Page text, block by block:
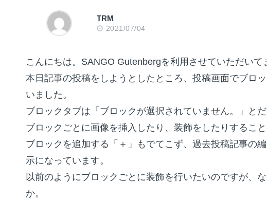
TRM
2021/07/04
こんにちは。SANGO Gutenbergを利用させていただいて
本日記事の投稿をしようとしたところ、投稿画面でブロ
いました。
ブロックタブは「ブロックが選択されていません。」とだ
ブロックごとに画像を挿入したり、装飾をしたりすること
ブロックを追加する「＋」もでてこず、過去投稿記事の
示になっています。
以前のようにブロックごとに装飾を行いたいのですが、
か。